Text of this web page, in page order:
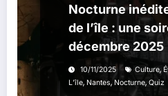
Nocturne
de l’île : une
décembre 2025
10/11/2025 Culture,
L’île, Nantes,Nocturne, Quiz